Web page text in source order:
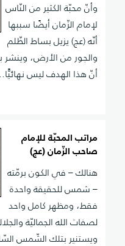
وأنّ محبّة الكثير من النّاس
لإمام الزّمان أيضًا سببها
أنّه (عج) يزيل بساط الظّلم
والجور من الأرض،
أنّ هذا الهدف ليس
مراتب المحبّة للإمام
صاحب الزّمان (عج)
هنالك – في الكون برمّته
– شمس للحقيقة واحدة
فقط، ومظهر كامل واحد
لصفات الله الجماليّة
ويستنير بتلك الشّمس